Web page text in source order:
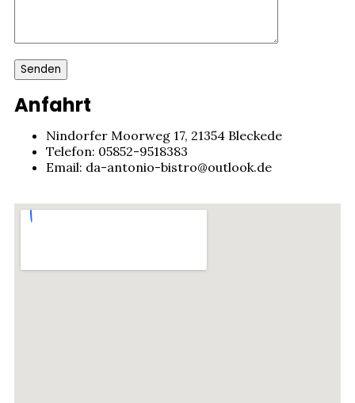
Anfahrt
Nindorfer Moorweg 17, 21354 Bleckede
Telefon: 05852-9518383
Email: da-antonio-bistro@outlook.de